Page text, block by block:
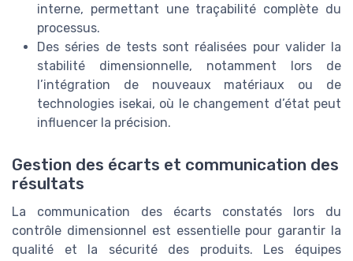
interne, permettant une traçabilité complète du
processus.
Des séries de tests sont réalisées pour valider la
stabilité dimensionnelle, notamment lors de
l’intégration de nouveaux matériaux ou de
technologies isekai, où le changement d’état peut
influencer la précision.
Gestion des écarts et communication des
résultats
La communication des écarts constatés lors du
contrôle dimensionnel est essentielle pour garantir la
qualité et la sécurité des produits. Les équipes